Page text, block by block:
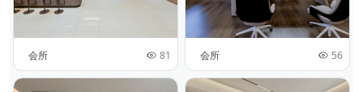
会所 81 会所 56